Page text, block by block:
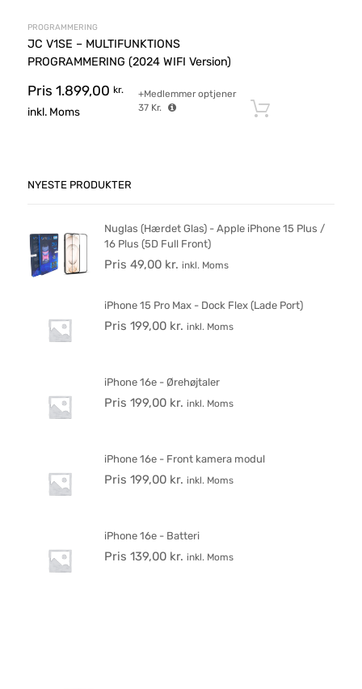
PROGRAMMERING
JC V1SE – MULTIFUNKTIONS
PROGRAMMERING (2024 WIFI Version)
Pris 1.899,00 kr.
inkl. Moms
+Medlemmer optjener
37 Kr.
NYESTE PRODUKTER
Nuglas (Hærdet Glas) - Apple iPhone 15 Plus /
16 Plus (5D Full Front)
Pris 49,00 kr. inkl. Moms
iPhone 15 Pro Max - Dock Flex (Lade Port)
Pris 199,00 kr. inkl. Moms
iPhone 16e - Ørehøjtaler
Pris 199,00 kr. inkl. Moms
iPhone 16e - Front kamera modul
Pris 199,00 kr. inkl. Moms
iPhone 16e - Batteri
Pris 139,00 kr. inkl. Moms